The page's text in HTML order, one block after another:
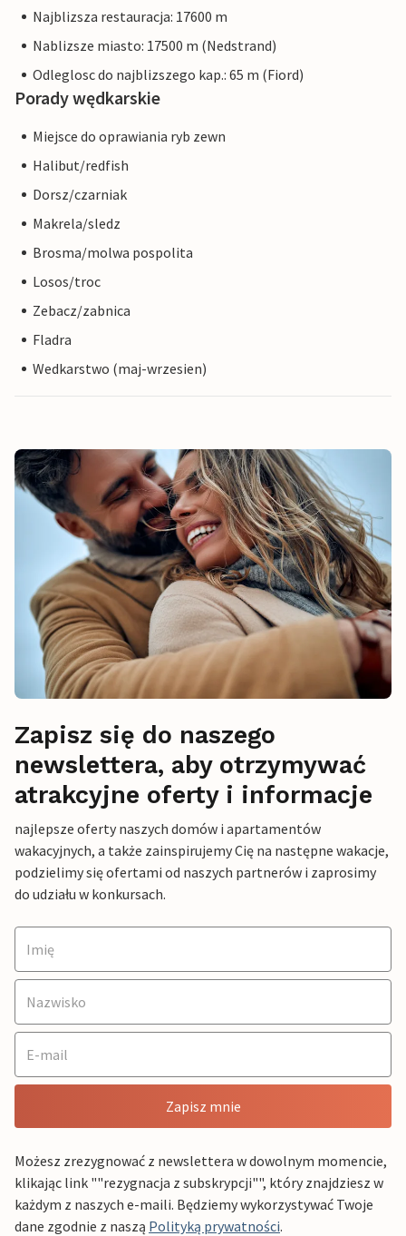
Najblizsza restauracja: 17600 m
Nablizsze miasto: 17500 m (Nedstrand)
Odleglosc do najblizszego kap.: 65 m (Fiord)
Porady wędkarskie
Miejsce do oprawiania ryb zewn
Halibut/redfish
Dorsz/czarniak
Makrela/sledz
Brosma/molwa pospolita
Losos/troc
Zebacz/zabnica
Fladra
Wedkarstwo (maj-wrzesien)
Zapisz się do naszego
newslettera, aby otrzymywać
atrakcyjne oferty i informacje
najlepsze oferty naszych domów i apartamentów
wakacyjnych, a także zainspirujemy Cię na następne wakacje,
podzielimy się ofertami od naszych partnerów i zaprosimy
do udziału w konkursach.
Zapisz mnie
Możesz zrezygnować z newslettera w dowolnym momencie,
klikając link ""rezygnacja z subskrypcji"", który znajdziesz w
każdym z naszych e-maili. Będziemy wykorzystywać Twoje
dane zgodnie z naszą Polityką prywatności.